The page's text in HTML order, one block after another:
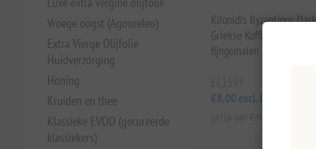
Vroege oogst (Agoureleo)
Extra Vierge Olijfolie
Huidverzorging
Honing
Kruiden en thee
Klassieke EVOO (gecureerde
klassiekers)
Kifonidis Byzantinos
Griekse Koffie (200g) |
fijngemalen melange voor
€8,00 excl. BTW